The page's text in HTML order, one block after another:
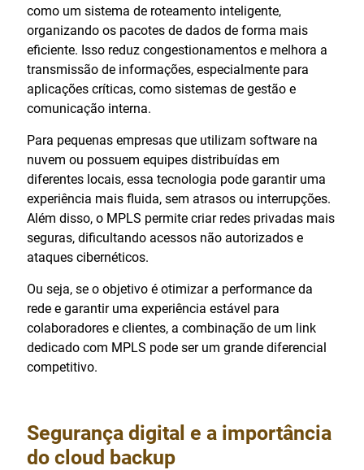
como um sistema de roteamento inteligente,
organizando os pacotes de dados de forma mais
eficiente. Isso reduz congestionamentos e melhora a
transmissão de informações, especialmente para
aplicações críticas, como sistemas de gestão e
comunicação interna.
Para pequenas empresas que utilizam software na
nuvem ou possuem equipes distribuídas em
diferentes locais, essa tecnologia pode garantir uma
experiência mais fluida, sem atrasos ou interrupções.
Além disso, o MPLS permite criar redes privadas mais
seguras, dificultando acessos não autorizados e
ataques cibernéticos.
Ou seja, se o objetivo é otimizar a performance da
rede e garantir uma experiência estável para
colaboradores e clientes, a combinação de um link
dedicado com MPLS pode ser um grande diferencial
competitivo.
Segurança digital e a importância
do cloud backup